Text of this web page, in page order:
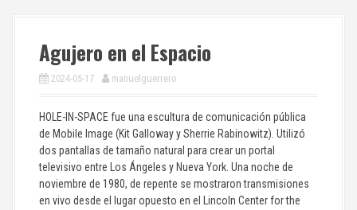
Agujero en el Espacio
2024-05-17 manuelguerrero
HOLE-IN-SPACE fue una escultura de comunicación pública
de Mobile Image (Kit Galloway y Sherrie Rabinowitz). Utilizó
dos pantallas de tamaño natural para crear un portal
televisivo entre Los Ángeles y Nueva York. Una noche de
noviembre de 1980, de repente se mostraron transmisiones
en vivo desde el lugar opuesto en el Lincoln Center for the